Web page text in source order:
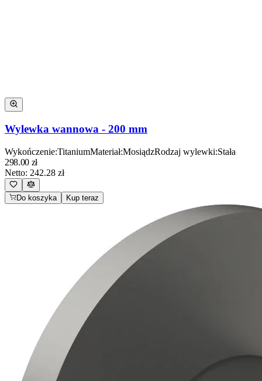
Wylewka wannowa - 200 mm
Wykończenie:TitaniumMateriał:MosiądzRodzaj wylewki:Stała
298.00 zł
Netto: 242.28 zł
Do koszyka Kup teraz